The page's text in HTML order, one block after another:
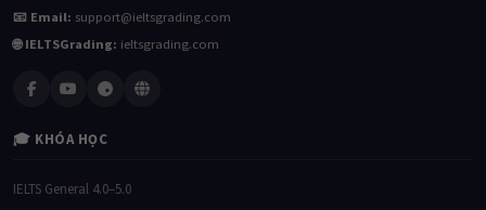
📧 Email: support@ieltsgrading.com
🌐 IELTSGrading: ieltsgrading.com
🎓 KHÓA HỌC
IELTS General 4.0–5.0